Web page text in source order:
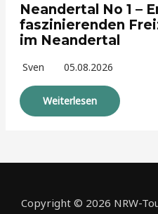
Neandertal No 1 –
faszinierenden
im Neandertal
Sven 05.08.2026
Weiterlesen
Copyright © 2026 NRW-